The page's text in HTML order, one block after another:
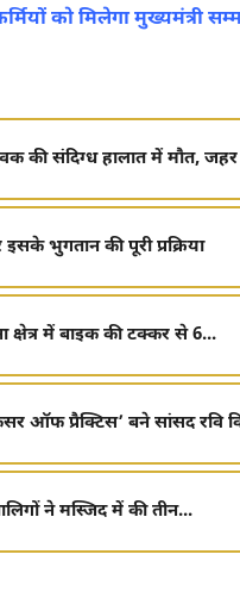
को मिलेगा मुख्यमंत्री
युवक की संदिग्ध हालात में मौत,
भुगतान की पूरी प्रक्रिया
क्षेत्र में बाइक की टक्कर से 6...
ऑफ प्रैक्टिस’ बने सांसद
ने मस्जिद में की तीन...